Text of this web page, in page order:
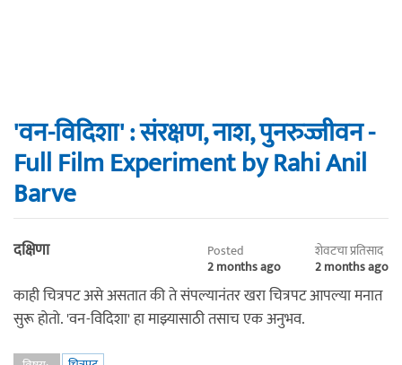
'वन-विदिशा' : संरक्षण, नाश, पुनरुज्जीवन -
Full Film Experiment by Rahi Anil
Barve
दक्षिणा Posted
2 months ago
शेवटचा प्रतिसाद
2 months ago
काही चित्रपट असे असतात की ते संपल्यानंतर खरा चित्रपट आपल्या मनात
सुरू होतो. 'वन-विदिशा' हा माझ्यासाठी तसाच एक अनुभव.